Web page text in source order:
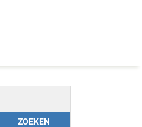
ZOEKEN